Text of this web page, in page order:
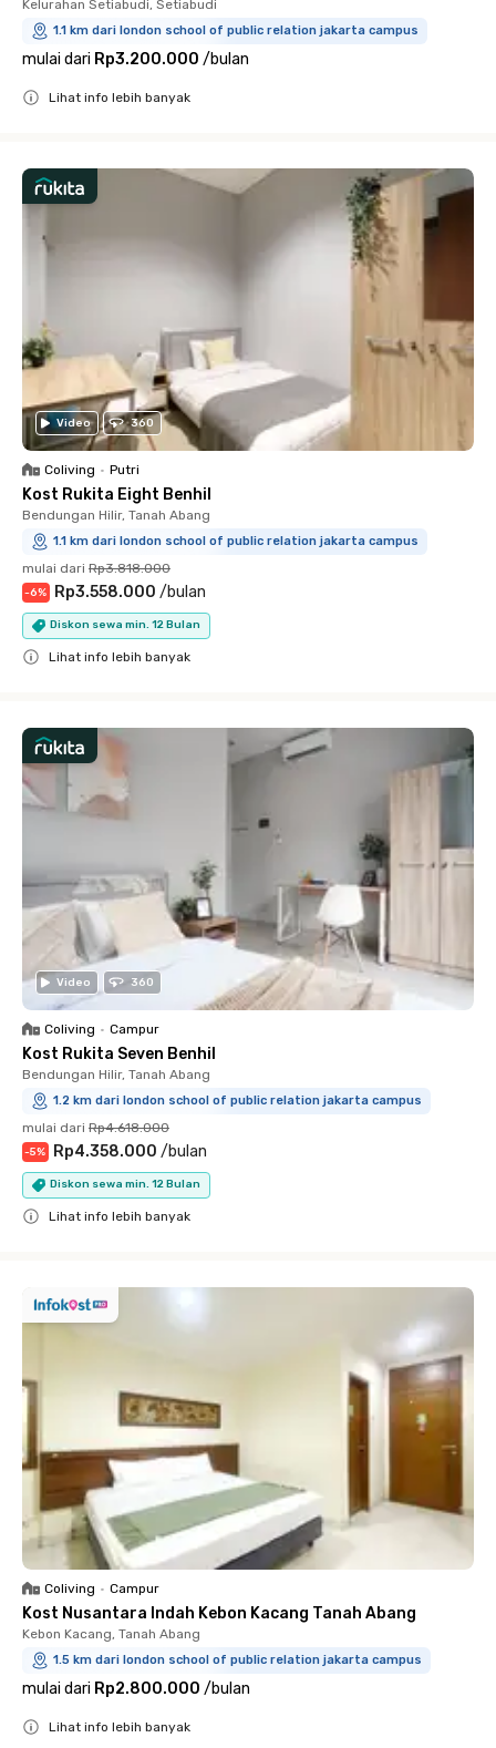
Kelurahan Setiabudi, Setiabudi
1.1 km dari london school of public relation jakarta campus
mulai dari Rp3.200.000 /bulan
Lihat info lebih banyak
Video 360
Coliving • Putri
Kost Rukita Eight Benhil
Bendungan Hilir, Tanah Abang
1.1 km dari london school of public relation jakarta campus
mulai dari Rp3.818.000
-6% Rp3.558.000 /bulan
Diskon sewa min. 12 Bulan
Lihat info lebih banyak
Video 360
Coliving • Campur
Kost Rukita Seven Benhil
Bendungan Hilir, Tanah Abang
1.2 km dari london school of public relation jakarta campus
mulai dari Rp4.618.000
-5% Rp4.358.000 /bulan
Diskon sewa min. 12 Bulan
Lihat info lebih banyak
Coliving • Campur
Kost Nusantara Indah Kebon Kacang Tanah Abang
Kebon Kacang, Tanah Abang
1.5 km dari london school of public relation jakarta campus
mulai dari Rp2.800.000 /bulan
Lihat info lebih banyak